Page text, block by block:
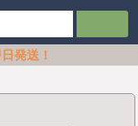
発送！